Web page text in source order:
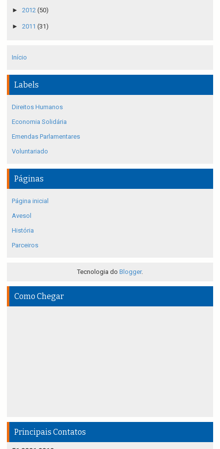
► 2012 (50)
► 2011 (31)
Início
Labels
Direitos Humanos
Economia Solidária
Emendas Parlamentares
Voluntariado
Páginas
Página inicial
Avesol
História
Parceiros
Tecnologia do Blogger.
Como Chegar
Principais Contatos